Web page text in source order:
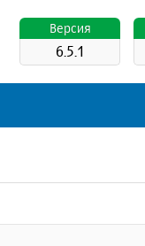
Версия
6.5.1